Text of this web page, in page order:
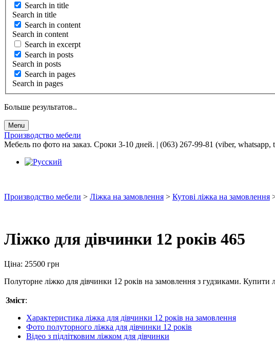
Search in title
Search in title
Search in content
Search in content
Search in excerpt
Search in posts
Search in posts
Search in pages
Search in pages
Больше результатов..
Menu
Производство мебели
Мебель по фото на заказ. Сроки 3-10 дней. | (063) 267-99-81 (viber,
Производство мебели > Ліжка на замовлення > Кутові ліжка на замовлення
Ліжко для дівчинки 12 років 465
Ціна: 25500 грн
Полуторне ліжко для дівчинки 12 років на замовлення з гудзиками. Купити
Зміст:
Характеристика ліжка для дівчинки 12 років на замовлення
Фото полуторного ліжка для дівчинки 12 років
Відео з підлітковим ліжком для дівчинки